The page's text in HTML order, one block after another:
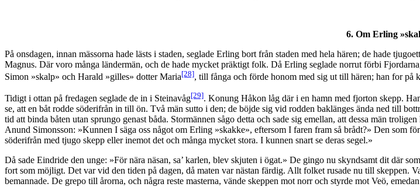
6. Om Erling
På onsdagen, innan mässorna hade lästs i staden, seglade Erling bort från staden med hela hären; de hade
Magnus. Där voro många ländermän, och de hade mycket präktigt folk. Då Erling seglade norrut förbi
Simon »skalp» och Harald »gilles» dotter Maria[28], till fånga och förde honom med sig ut till hären; han for på
Tidigt i ottan på fredagen seglade de in i Steinavåg[29]. Konung Håkon låg där i en hamn med fjorton skepp.
se, att en båt rodde söderifrån in till ön. Två män sutto i den; de böjde sig vid rodden baklänges ända ned till
tid att binda båten utan sprungo genast båda. Stormännen sågo detta och sade sig emellan, att dessa män
Anund Simonsson: »Kunnen I säga oss något om Erling »skakke», eftersom I faren fram så brådt?» Den som
söderifrån med tjugo skepp eller inemot det och många mycket stora. I kunnen snart se deras segel.»
Då sade Eindride den unge: »För nära näsan, sa’ karlen, blev skjuten i ögat.» De gingo nu skyndsamt dit där
fort som möjligt. Det var vid den tiden på dagen, då maten var nästan färdig. Allt folket rusade nu till skeppen.
bemannade. De grepo till årorna, och några reste masterna, vände skeppen mot norr och styrde mot Veö,